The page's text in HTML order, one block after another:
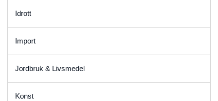
Idrott
Import
Jordbruk & Livsmedel
Konst